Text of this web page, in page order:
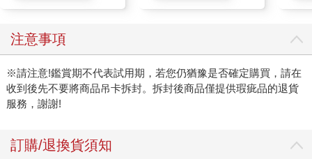
注意事項
※請注意!鑑賞期不代表試用期，若您仍猶豫是否確定購買，請在
收到後先不要將商品吊卡拆封。拆封後商品僅提供瑕疵品的退貨
服務，謝謝!
訂購/退換貨須知